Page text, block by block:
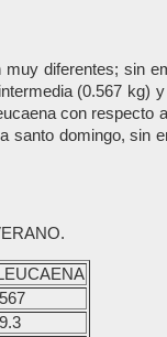
diferentes; sin
(0.567 kg)
con respecto
santo domingo, sin